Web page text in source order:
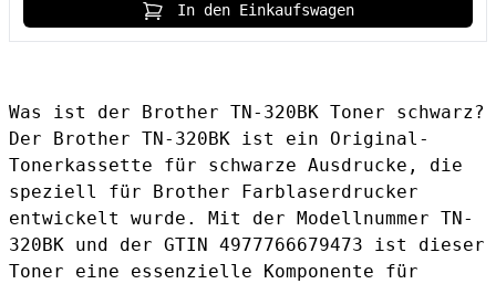
In den Einkaufswagen
Was ist der Brother TN-320BK Toner schwarz?
Der Brother TN-320BK ist ein Original-
Tonerkassette für schwarze Ausdrucke, die
speziell für Brother Farblaserdrucker
entwickelt wurde. Mit der Modellnummer TN-
320BK und der GTIN 4977766679473 ist dieser
Toner eine essenzielle Komponente für